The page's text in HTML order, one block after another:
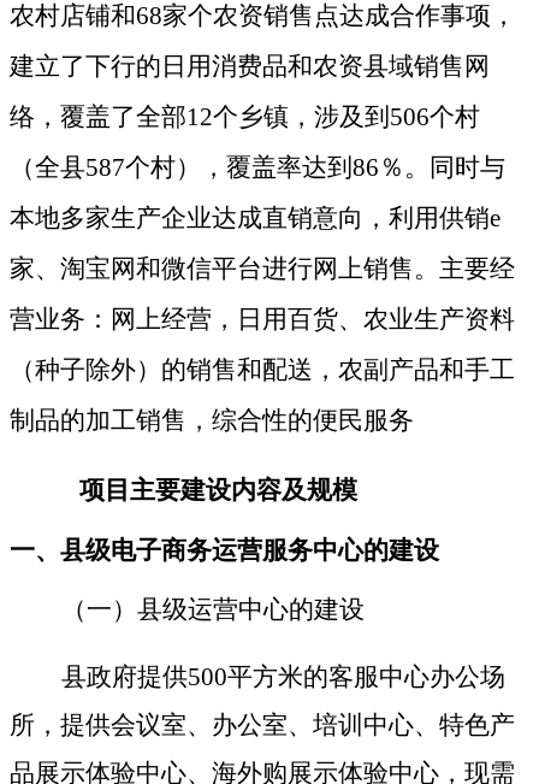
农村店铺和68家个农资销售点达成合作事项，
建立了下行的日用消费品和农资县域销售网
络，覆盖了全部12个乡镇，涉及到506个村
（全县587个村），覆盖率达到86％ 。同时与
本地多家生产企业达成直销意向，利用供销e
家、淘宝网和微信平台进行网上销售。主要经
营业务：网上经营，日用百货、农业生产资料
（种子除外）的销售和配送，农副产品和手工
制品的加工销售，综合性的便民服务
项目主要建设内容及规模
一、县级电子商务运营服务中心的建设
（一）县级运营中心的建设
县政府提供500平方米的客服中心办公场
所，提供会议室、办公室、培训中心、特色产
品展示体验中心、海外购展示体验中心， 现需